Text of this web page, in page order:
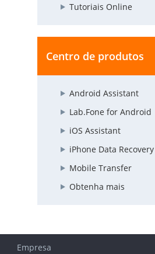
Tutoriais Online
Centro de produtos
Android Assistant
Lab.Fone for Android
iOS Assistant
iPhone Data Recovery
Mobile Transfer
Obtenha mais
Empresa